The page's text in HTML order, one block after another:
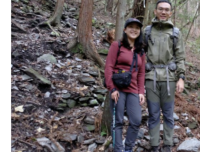
【品牌動態】BBC
時代！台灣山林汲
屬限定商品同步開